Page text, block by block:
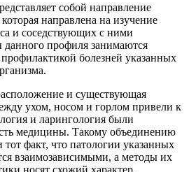
собой направление
направлена на изучение
и соседствующих с ними
профиля занимаются
болезней указанных
и существующая
ухом, носом и горлом привели к
и ларингология были
медицины. Такому объединению
тот факт, что патологии указанных
взаимозависимыми, а методы их
носят схожий характер.